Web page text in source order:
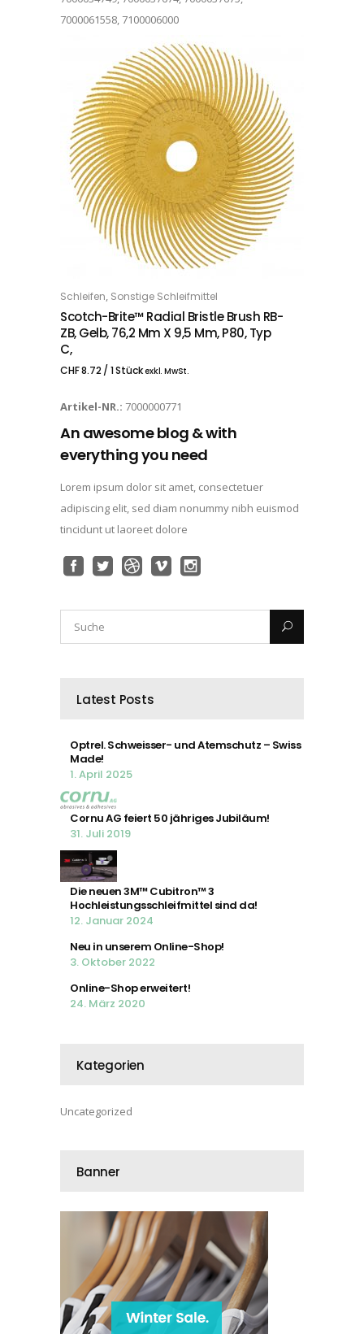
7000061558, 7100006000
IN DEN WARENKORB
Schleifen, Sonstige Schleifmittel
Scotch-Brite™ Radial Bristle Brush RB-
ZB, Gelb, 76,2 Mm X 9,5 Mm, P80, Typ
C,
CHF8.72 / 1 Stückexkl. MwSt.
Artikel-NR.: 7000000771
An awesome blog & with
everything you need
Lorem ipsum dolor sit amet, consectetuer
adipiscing elit, sed diam nonummy nibh euismod
tincidunt ut laoreet dolore
Latest Posts
Optrel. Schweisser- und Atemschutz – Swiss
Made!
1. April 2025
Cornu AG feiert 50 jähriges Jubiläum!
31. Juli 2019
Die neuen 3M™ Cubitron™ 3
Hochleistungsschleifmittel sind da!
12. Januar 2024
Neu in unserem Online-Shop!
3. Oktober 2022
Online-Shop erweitert!
24. März 2020
Kategorien
Uncategorized
Banner